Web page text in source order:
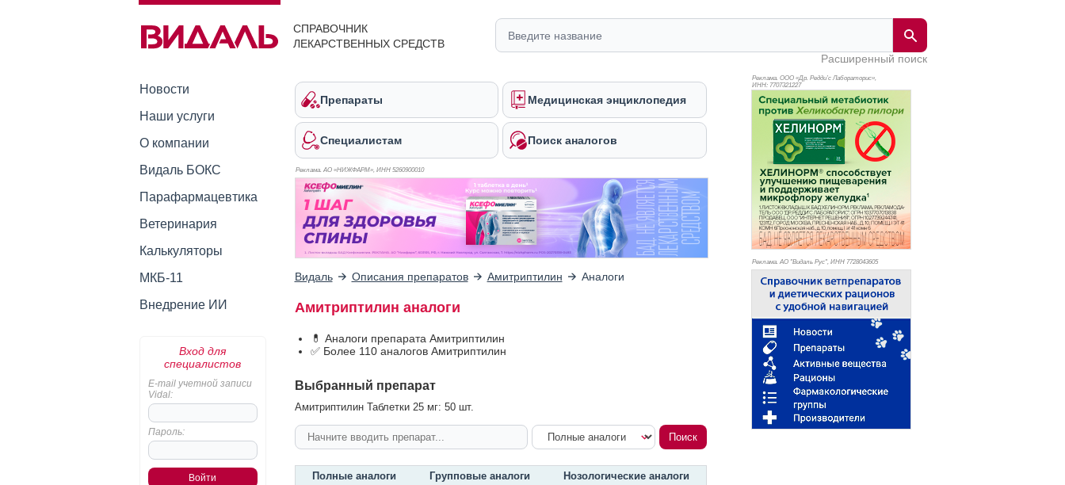
СПРАВОЧНИК
ЛЕКАРСТВЕННЫХ СРЕДСТВ
Расширенный поиск
Новости
Наши услуги
О компании
Видаль БОКС
Парафармацевтика
Ветеринария
Калькуляторы
МКБ-11
Внедрение ИИ
Вход для
специалистов
E-mail учетной записи
Vidal:
Пароль:
Препараты Медицинская энциклопедия
Специалистам Поиск аналогов
Реклама. АО «НИЖФАРМ», ИНН 5260900010
Видаль Описания препаратов Амитриптилин Аналоги
Амитриптилин аналоги
💊 Аналоги препарата Амитриптилин
✅ Более 110 аналогов Амитриптилин
Выбранный препарат
Амитриптилин Таблетки 25 мг: 50 шт.
Полные аналоги Групповые аналоги Нозологические аналоги
Реклама. ООО «Др. Редди’с Лабораторис»,
ИНН: 7707321227
Реклама. АО "Видаль Рус", ИНН 7728043605